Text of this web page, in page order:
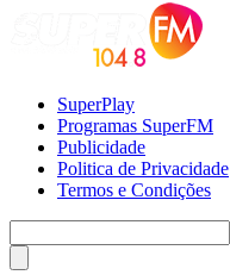
SuperPlay
Programas SuperFM
Publicidade
Politica de Privacidade
Termos e Condições